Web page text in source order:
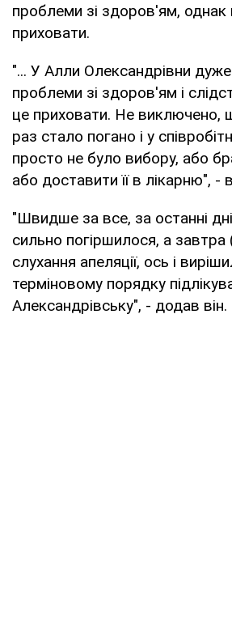
проблеми зі здоров'ям,
приховати.
"... У Алли Олександрівни дуже
проблеми зі здоров'ям і
це приховати. Не виключено,
раз стало погано і у
просто не було вибору, або
або доставити її в лікарню", -
"Швидше за все, за останні
сильно погіршилося, а
слухання апеляції, ось і
терміновому порядку
Александрівську", - додав він.